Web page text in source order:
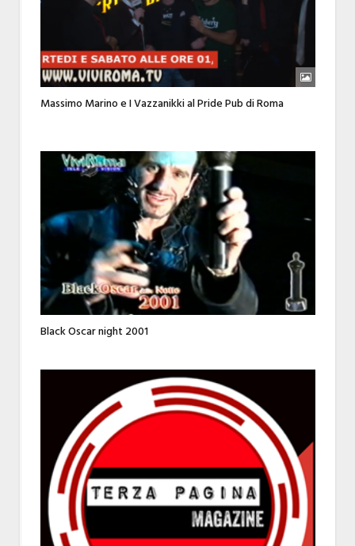
Massimo Marino e I Vazzanikki al Pride Pub di Roma
Black Oscar night 2001